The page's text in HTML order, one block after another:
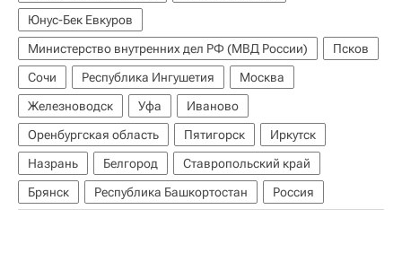
Юнус-Бек Евкуров
Министерство внутренних дел РФ (МВД России)
Псков
Сочи
Республика Ингушетия
Москва
Железноводск
Уфа
Иваново
Оренбургская область
Пятигорск
Иркутск
Назрань
Белгород
Ставропольский край
Брянск
Республика Башкортостан Россия